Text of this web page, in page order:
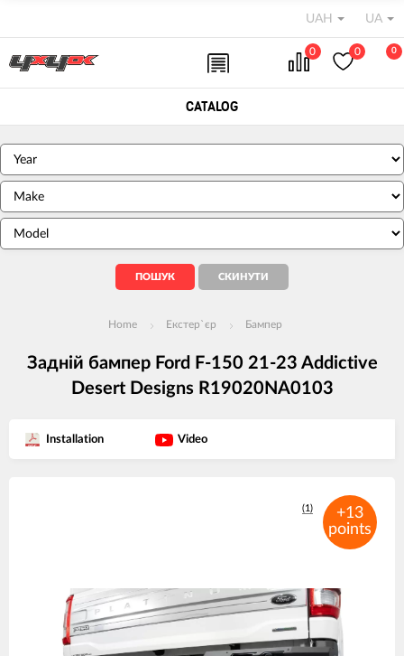
UAH UA
0 0 0
CATALOG
Home Екстер`єр Бампер
Задній бампер Ford F-150 21-23 Addictive
Desert Designs R19020NA0103
Installation Video
+13
points
(1)